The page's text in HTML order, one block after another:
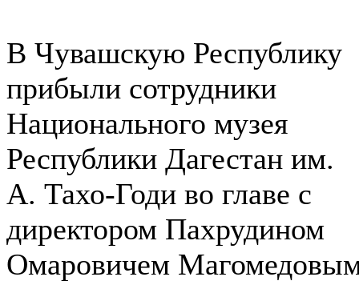
В Чувашскую Республику
прибыли сотрудники
Национального музея
Республики Дагестан им.
А. Тахо-Годи во главе с
директором Пахрудином
Омаровичем